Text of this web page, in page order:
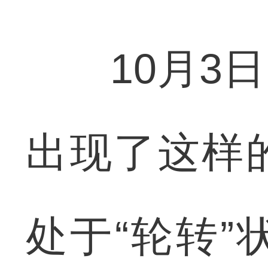
10月3日
出现了这
处于“轮转”